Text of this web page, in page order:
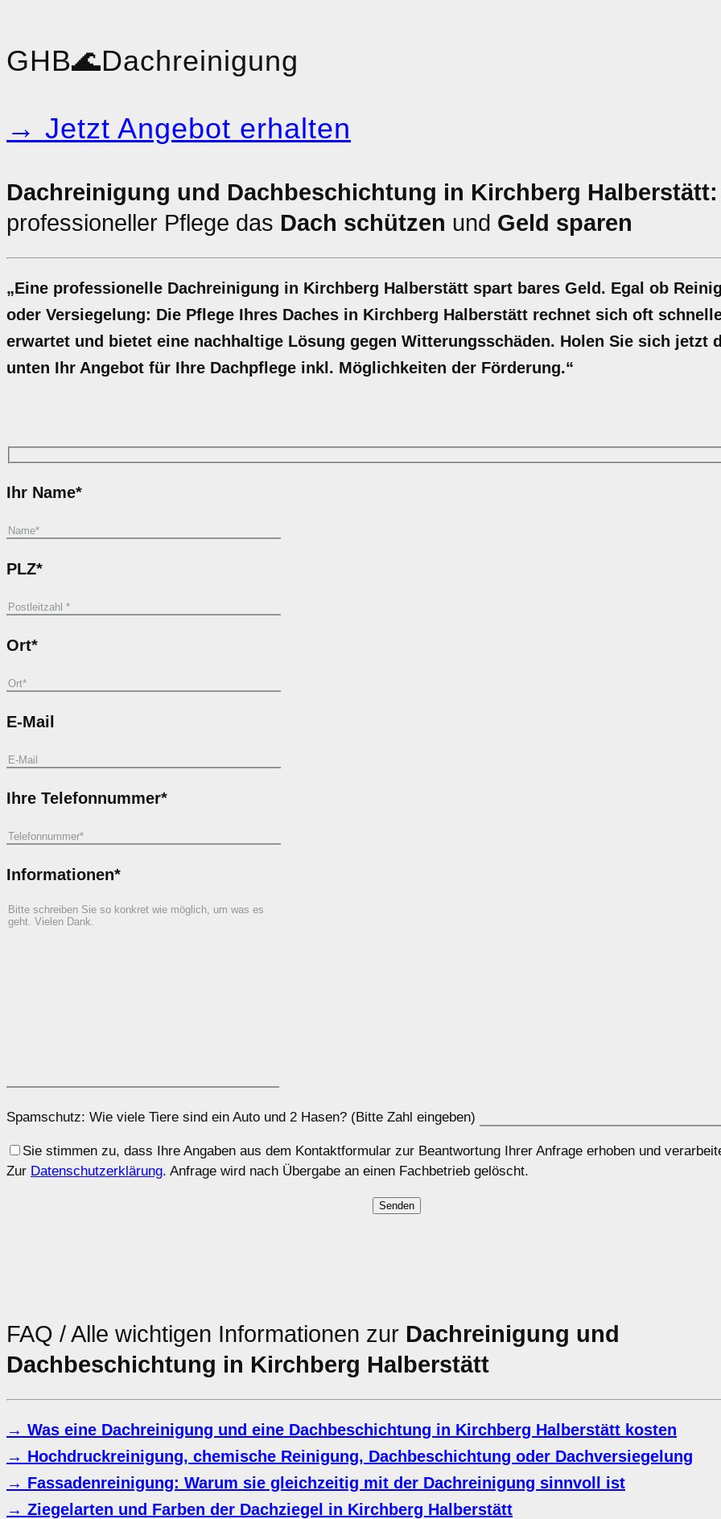
GHB🌊Dachreinigung
→ Jetzt Angebot erhalten
Dachreinigung und Dachbeschichtung in Kirchberg Halberstätt:
professioneller Pflege das Dach schützen und Geld sparen
„Eine professionelle Dachreinigung in Kirchberg Halberstätt spart bares Geld. Egal ob
oder Versiegelung: Die Pflege Ihres Daches in Kirchberg Halberstätt rechnet sich oft
erwartet und bietet eine nachhaltige Lösung gegen Witterungsschäden. Holen Sie sich jetzt
unten Ihr Angebot für Ihre Dachpflege inkl. Möglichkeiten der Förderung.“
Ihr Name*
PLZ*
Ort*
E-Mail
Ihre Telefonnummer*
Informationen*
Spamschutz: Wie viele Tiere sind ein Auto und 2 Hasen? (Bitte Zahl eingeben)
Sie stimmen zu, dass Ihre Angaben aus dem Kontaktformular zur Beantwortung Ihrer Anfrage erhoben und
Zur Datenschutzerklärung. Anfrage wird nach Übergabe an einen Fachbetrieb gelöscht.
FAQ / Alle wichtigen Informationen zur Dachreinigung und
Dachbeschichtung in Kirchberg Halberstätt
→ Was eine Dachreinigung und eine Dachbeschichtung in Kirchberg Halberstätt kosten
→ Hochdruckreinigung, chemische Reinigung, Dachbeschichtung oder Dachversiegelung
→ Fassadenreinigung: Warum sie gleichzeitig mit der Dachreinigung sinnvoll ist
→ Ziegelarten und Farben der Dachziegel in Kirchberg Halberstätt